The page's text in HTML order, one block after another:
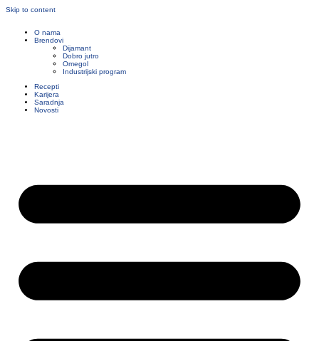
Skip to content
O nama
Brendovi
Dijamant
Dobro jutro
Omegol
Industrijski program
Recepti
Karijera
Saradnja
Novosti